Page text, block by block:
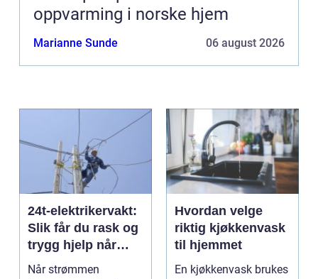
oppvarming i norske hjem
Marianne Sunde 06 august 2026
24t-elektrikervakt:
Slik får du rask og
trygg hjelp når
strømmen svikter
Når strømmen
Hvordan velge
riktig kjøkkenvask
til hjemmet
En kjøkkenvask brukes